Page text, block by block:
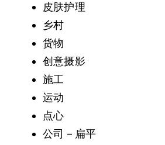
皮肤护理
乡村
货物
创意摄影
施工
运动
点心
公司 – 扁平